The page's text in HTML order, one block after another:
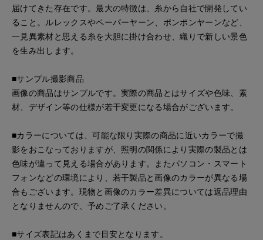
届けてきた存在です。最大の特徴は、糸から自社で開発してい
ること。ルレックスやペーパーヤーン、ポンポンヤーンなど、
一見異素材と思える糸を大胆に掛け合わせ、織りで新しい景色
を生み出します。
■サンプル撮影商品
画像の商品はサンプルです。実際の商品とはサイズや色味、素
材、デザイン等の仕様が若干変更になる場合がございます。
■カラーについては、可能な限り実際の商品に近いカラーで撮
影をおこなっておりますが、照明の関係により実際の製品とは
色味が違って見える場合があります。またパソコン・スマート
フォンなどの環境により、若干製品と画像のカラーが異なる場
合もございます。現物と画像のカラー差異については返品理由
となりませんので、予めご了承ください。
■サイズ表記はあくまで目安となります。